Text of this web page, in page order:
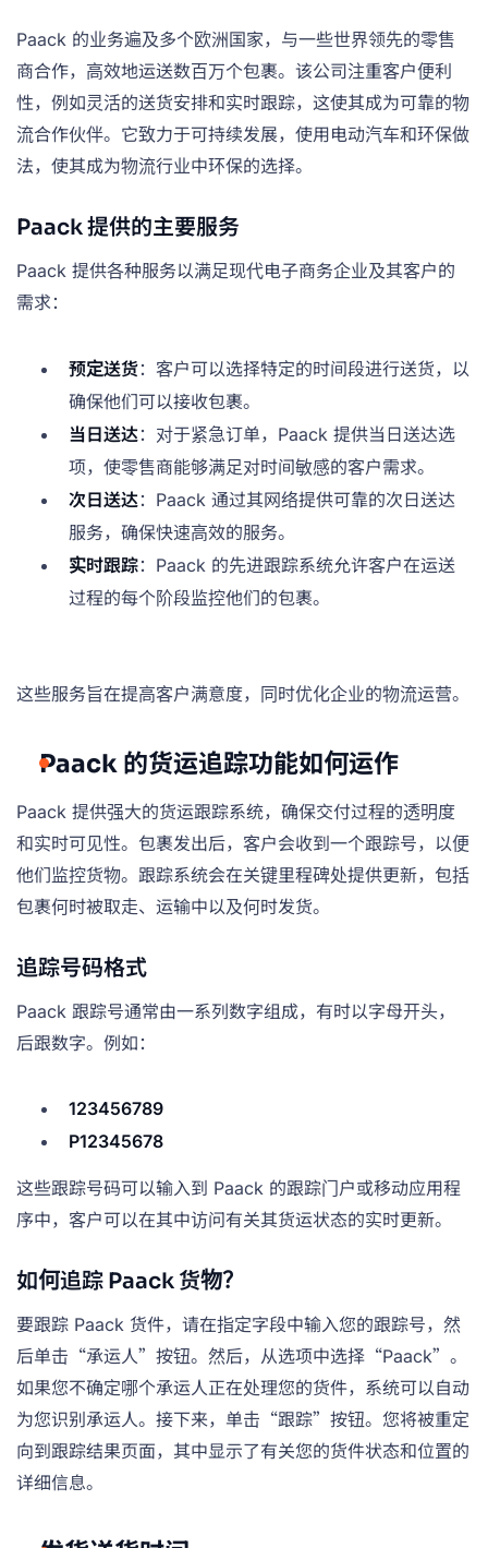
Paack 的业务遍及多个欧洲国家，与一些世界领先的零售
商合作，高效地运送数百万个包裹。该公司注重客户便利
性，例如灵活的送货安排和实时跟踪，这使其成为可靠的物
流合作伙伴。它致力于可持续发展，使用电动汽车和环保做
法，使其成为物流行业中环保的选择。
Paack 提供的主要服务
Paack 提供各种服务以满足现代电子商务企业及其客户的
需求：
预定送货：客户可以选择特定的时间段进行送货，以
确保他们可以接收包裹。
当日送达 ：对于紧急订单，Paack 提供当日送达选
项，使零售商能够满足对时间敏感的客户需求。
次日送达 ：Paack 通过其网络提供可靠的次日送达
服务，确保快速高效的服务。
实时跟踪：Paack 的先进跟踪系统允许客户在运送
过程的每个阶段监控他们的包裹。
这些服务旨在提高客户满意度，同时优化企业的物流运营。
Paack 的货运追踪功能如何运作
Paack 提供强大的货运跟踪系统，确保交付过程的透明度
和实时可见性。包裹发出后，客户会收到一个跟踪号，以便
他们监控货物。跟踪系统会在关键里程碑处提供更新，包括
包裹何时被取走、运输中以及何时发货。
追踪号码格式
Paack 跟踪号通常由一系列数字组成，有时以字母开头，
后跟数字。例如：
123456789
P12345678
这些跟踪号码可以输入到 Paack 的跟踪门户或移动应用程
序中，客户可以在其中访问有关其货运状态的实时更新。
如何追踪 Paack 货物？
要跟踪 Paack 货件，请在指定字段中输入您的跟踪号，然
后单击“承运人”按钮。然后，从选项中选择“Paack”。
如果您不确定哪个承运人正在处理您的货件，系统可以自动
为您识别承运人。接下来，单击“跟踪”按钮。您将被重定
向到跟踪结果页面，其中显示了有关您的货件状态和位置的
详细信息。